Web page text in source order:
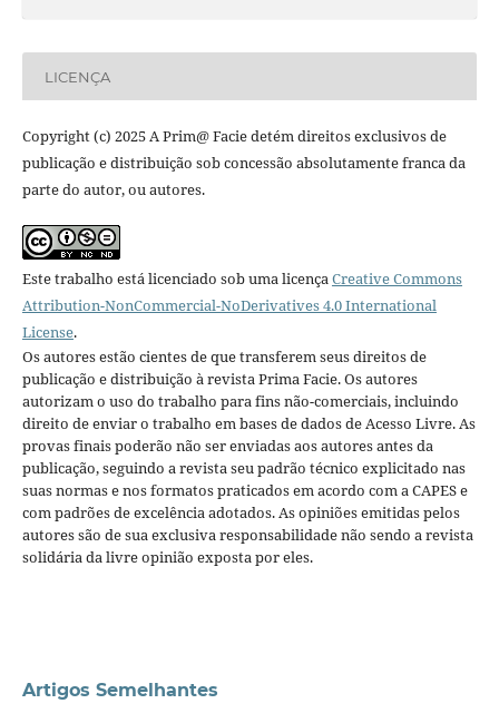
LICENÇA
Copyright (c) 2025 A Prim@ Facie detém direitos exclusivos de
publicação e distribuição sob concessão absolutamente franca da
parte do autor, ou autores.
Este trabalho está licenciado sob uma licençaCreative Commons
Attribution-NonCommercial-NoDerivatives 4.0 International
License.
Os autores estão cientes de que transferem seus direitos de
publicação e distribuição à revista Prima Facie. Os autores
autorizam o uso do trabalho para fins não-comerciais, incluindo
direito de enviar o trabalho em bases de dados de Acesso Livre. As
provas finais poderão não ser enviadas aos autores antes da
publicação, seguindo a revista seu padrão técnico explicitado nas
suas normas e nos formatos praticados em acordo com a CAPES e
com padrões de excelência adotados. As opiniões emitidas pelos
autores são de sua exclusiva responsabilidade não sendo a revista
solidária da livre opinião exposta por eles.
Artigos Semelhantes